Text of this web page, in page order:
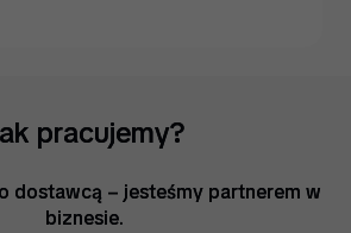
pracujemy?
dostawcą – jesteśmy partnerem w
biznesie.